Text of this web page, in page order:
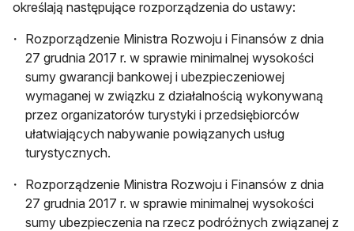
określają następujące rozporządzenia do ustawy:
Rozporządzenie Ministra Rozwoju i Finansów z dnia
27 grudnia 2017 r. w sprawie minimalnej wysokości
sumy gwarancji bankowej i ubezpieczeniowej
wymaganej w związku z działalnością wykonywaną
przez organizatorów turystyki i przedsiębiorców
ułatwiających nabywanie powiązanych usług
turystycznych.
Rozporządzenie Ministra Rozwoju i Finansów z dnia
27 grudnia 2017 r. w sprawie minimalnej wysokości
sumy ubezpieczenia na rzecz podróżnych związanej z